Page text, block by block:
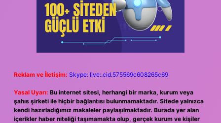
Reklam ve İletişim: Skype: live:.cid.575569c608265c69
Yasal Uyarı: Bu internet sitesi, herhangi bir marka, kurum veya
şahıs şirketi ile hiçbir bağlantısı bulunmamaktadır. Sitede yalnızca
kendi hazırladığımız makaleler paylaşılmaktadır. Burada yer alan
içerikler haber niteliği taşımamakta olup, gerçek kurum ve kişiler